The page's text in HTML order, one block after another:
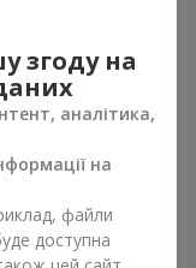
Замовити
згоду на
аналітика,
на
файли
доступна